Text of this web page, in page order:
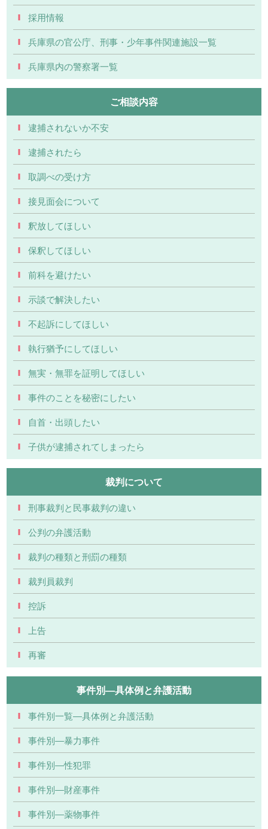
採用情報
兵庫県の官公庁、刑事・少年事件関連施設一覧
兵庫県内の警察署一覧
ご相談内容
逮捕されないか不安
逮捕されたら
取調べの受け方
接見面会について
釈放してほしい
保釈してほしい
前科を避けたい
示談で解決したい
不起訴にしてほしい
執行猶予にしてほしい
無実・無罪を証明してほしい
事件のことを秘密にしたい
自首・出頭したい
子供が逮捕されてしまったら
裁判について
刑事裁判と民事裁判の違い
公判の弁護活動
裁判の種類と刑罰の種類
裁判員裁判
控訴
上告
再審
事件別―具体例と弁護活動
事件別一覧―具体例と弁護活動
事件別―暴力事件
事件別―性犯罪
事件別―財産事件
事件別―薬物事件